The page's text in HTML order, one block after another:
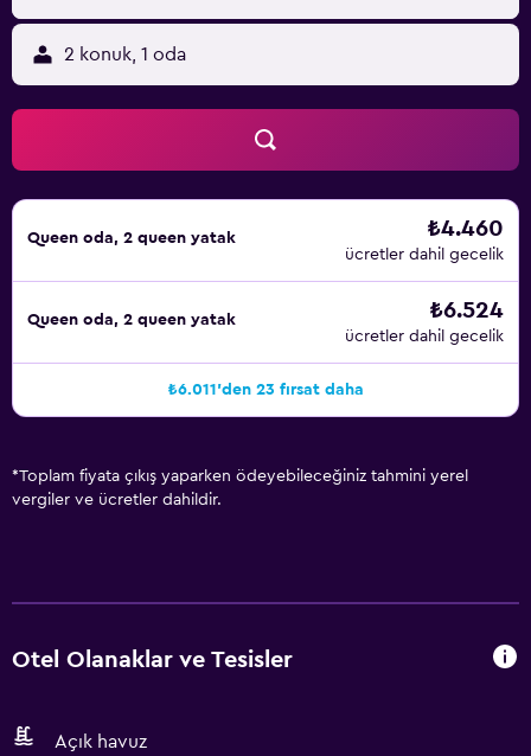
2 konuk, 1 oda
Queen oda, 2 queen yatak ₺4.460
ücretler dahil gecelik
Queen oda, 2 queen yatak ₺6.524
ücretler dahil gecelik
₺6.011'den 23 fırsat daha
*Toplam fiyata çıkış yaparken ödeyebileceğiniz tahmini yerel
vergiler ve ücretler dahildir.
Otel Olanaklar ve Tesisler
Açık havuz